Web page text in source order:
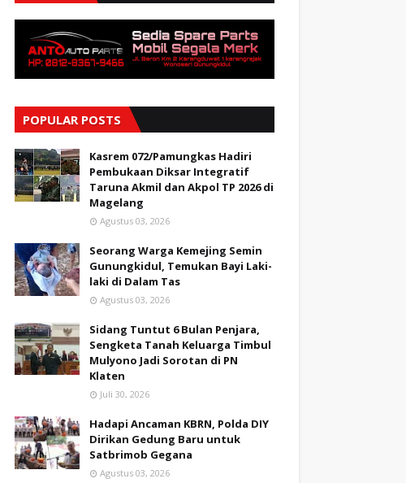
Pendataan Tahanan dan Barang Bukti
POPULAR POSTS
Kasrem 072/Pamungkas Hadiri
Pembukaan Diksar Integratif
Taruna Akmil dan Akpol TP 2026 di
Magelang
Agustus 03, 2026
Seorang Warga Kemejing Semin
Gunungkidul, Temukan Bayi Laki-
laki di Dalam Tas
Agustus 03, 2026
Sidang Tuntut 6 Bulan Penjara,
Sengketa Tanah Keluarga Timbul
Mulyono Jadi Sorotan di PN
Klaten
Juli 30, 2026
Hadapi Ancaman KBRN, Polda DIY
Dirikan Gedung Baru untuk
Satbrimob Gegana
Agustus 03, 2026